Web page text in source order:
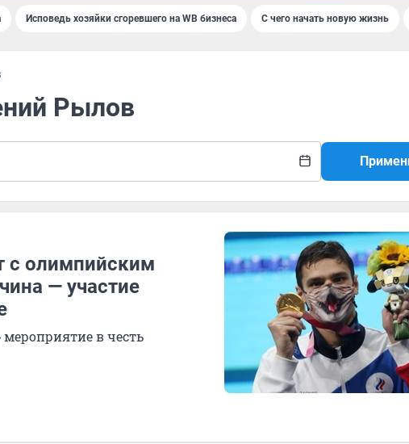
Исповедь хозяйки сгоревшего на WB бизнеса С чего начать новую жизнь
Рылов
с олимпийским
— участие
в честь